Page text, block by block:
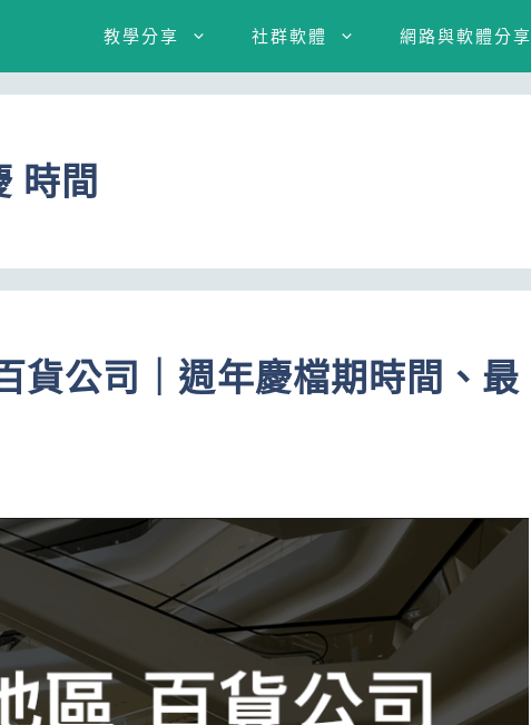
教學分享 社群軟體 網路與軟體分享
時間
貨公司｜週年慶檔期時間、最